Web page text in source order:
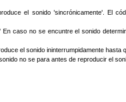
el sonido 'sincrónicamente'. El
caso no se encuntre el sonido
el sonido ininterrumpidamente hasta
no se para antes de reproducir el